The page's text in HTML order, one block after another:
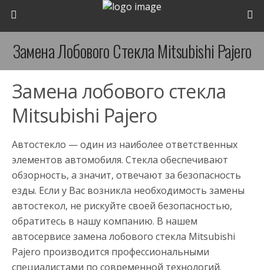
Замена Лобового Стекла Mitsubishi Pajero
Замена лобового стекла
Mitsubishi Pajero
Автостекло — один из наиболее ответственных
элементов автомобиля. Стекла обеспечивают
обзорность, а значит, отвечают за безопасность
езды. Если у Вас возникла необходимость замены
автостекол, не рискуйте своей безопасностью,
обратитесь в нашу компанию. В нашем
автосервисе замена лобового стекла Mitsubishi
Pajero производится профессиональными
специалистами по современной технологий.